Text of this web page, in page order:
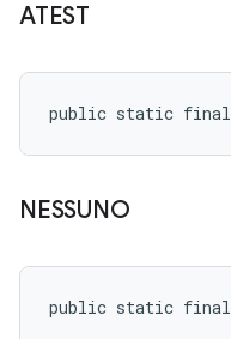
ATEST
public static final
NESSUNO
public static final